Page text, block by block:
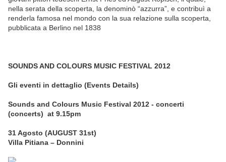
nella serata della scoperta, la denominò “azzurra”, e contribuì a
renderla famosa nel mondo con la sua relazione sulla scoperta,
pubblicata a Berlino nel 1838
SOUNDS AND COLOURS MUSIC FESTIVAL 2012
Gli eventi in dettaglio (Events Details)
Sounds and Colours Music Festival 2012 - concerti
(concerts) at 9.15pm
31 Agosto (AUGUST 31st)
Villa Pitiana – Donnini